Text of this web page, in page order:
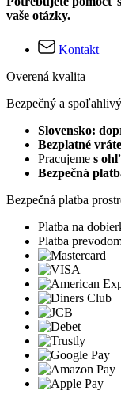
vaše otázky.
Kontakt
Overená kvalita
Bezpečný a
Slovensko:
Bezplatné
Pracujeme s
Bezpečná
Bezpečná platba
Platba na
Platba